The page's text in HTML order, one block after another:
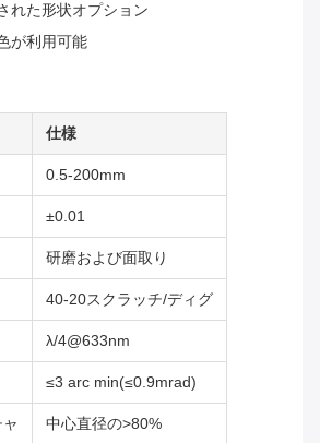
れた形状オプション
が利用可能
仕様
0.5-200mm
±0.01
研磨および面取り
40-20スクラッチ/ディグ
λ/4@633nm
≤3 arc min(≤0.9mrad)
中心直径の>80%